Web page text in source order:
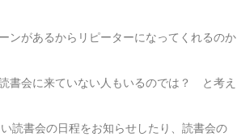
ンがあるからリピーターになってくれるのか
書会に来ていない人もいるのでは？ と考え
読書会の日程をお知らせしたり、読書会の